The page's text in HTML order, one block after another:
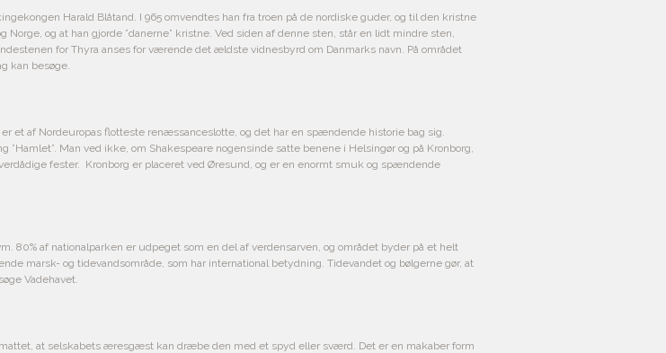
Harald Blåtand. I 965 omvendtes han fra troen på de nordiske guder, og til den kristne
og at han gjorde ”danerne” kristne. Ved siden af denne sten, står en lidt mindre sten,
for Thyra anses for værende det ældste vidnesbyrd om Danmarks navn. På området
kan besøge.
et af Nordeuropas flotteste renæssanceslotte, og det har en spændende historie bag sig.
Man ved ikke, om Shakespeare nogensinde satte benene i Helsingør og på Kronborg,
fester. Kronborg er placeret ved Øresund, og er en enormt smuk og spændende
80% af nationalparken er udpeget som en del af verdensarven, og området byder på et helt
marsk- og tidevandsområde, som har international betydning. Tidevandet og bølgerne gør, at
Vadehavet.
at selskabets æresgæst kan dræbe den med et spyd eller sværd. Det er en makaber form